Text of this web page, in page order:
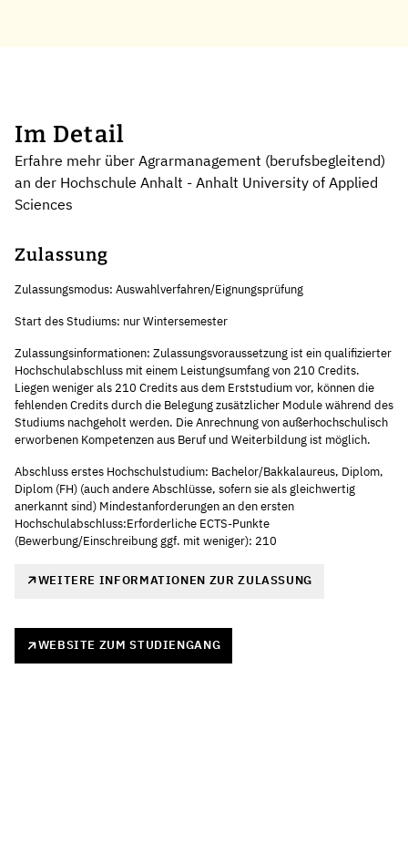
Im Detail
Erfahre mehr über Agrarmanagement (berufsbegleitend)
an der Hochschule Anhalt - Anhalt University of Applied
Sciences
Zulassung
Zulassungsmodus: Auswahlverfahren/Eignungsprüfung
Start des Studiums: nur Wintersemester
Zulassungsinformationen: Zulassungsvoraussetzung ist ein qualifizierter
Hochschulabschluss mit einem Leistungsumfang von 210 Credits.
Liegen weniger als 210 Credits aus dem Erststudium vor, können die
fehlenden Credits durch die Belegung zusätzlicher Module während des
Studiums nachgeholt werden. Die Anrechnung von außerhochschulisch
erworbenen Kompetenzen aus Beruf und Weiterbildung ist möglich.
Abschluss erstes Hochschulstudium: Bachelor/Bakkalaureus, Diplom,
Diplom (FH) (auch andere Abschlüsse, sofern sie als gleichwertig
anerkannt sind) Mindestanforderungen an den ersten
Hochschulabschluss:Erforderliche ECTS-Punkte
(Bewerbung/Einschreibung ggf. mit weniger): 210
WEITERE INFORMATIONEN ZUR ZULASSUNG
WEBSITE ZUM STUDIENGANG